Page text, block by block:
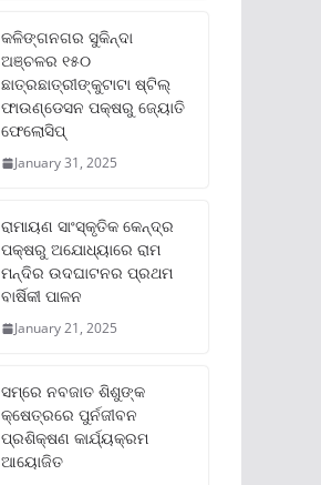
କଳିଙ୍ଗନଗର ସୁକିନ୍ଦା
ଅଞ୍ଚଳର ୧୫୦
ଛାତ୍ରଛାତ୍ରୀଙ୍କୁଟାଟା ଷ୍ଟିଲ୍
ଫାଉଣ୍ଡେସନ ପକ୍ଷରୁ ଜ୍ୟୋତି
ଫେଲୋସିପ୍‌
January 31, 2025
ରାମାୟଣ ସାଂସ୍କୃତିକ କେନ୍ଦ୍ର
ପକ୍ଷରୁ ଅଯୋଧ୍ୟାରେ ରାମ
ମନ୍ଦିର ଉଦଘାଟନର ପ୍ରଥମ
ବାର୍ଷିକୀ ପାଳନ
January 21, 2025
ସମ୍‌ରେ ନବଜାତ ଶିଶୁଙ୍କ
କ୍ଷେତ୍ରରେ ପୁର୍ନଜୀବନ
ପ୍ରଶିକ୍ଷଣ କାର୍ଯ୍ୟକ୍ରମ
ଆୟୋଜିତ